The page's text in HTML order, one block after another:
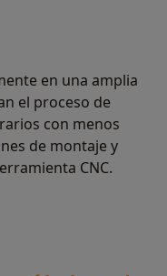
en una amplia
el proceso de
con menos
de montaje y
CNC.